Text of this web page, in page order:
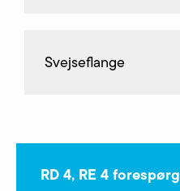
Svejseflange
RD 4, RE 4 forespørg